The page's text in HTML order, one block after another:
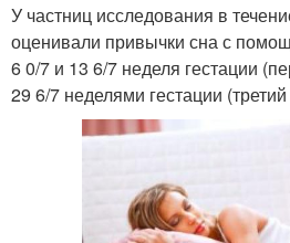
У частниц исследования в
оценивали привычки сна с
6 0/7 и 13 6/7 неделя гестации
29 6/7 неделями гестации (третий